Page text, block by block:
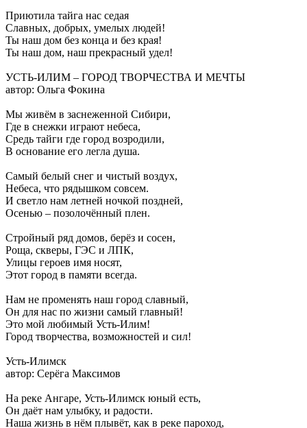
Приютила тайга нас седая
Славных, добрых, умелых людей!
Ты наш дом без конца и без края!
Ты наш дом, наш прекрасный удел!
УСТЬ-ИЛИМ – ГОРОД ТВОРЧЕСТВА И МЕЧТЫ
автор: Ольга Фокина
Мы живём в заснеженной Сибири,
Где в снежки играют небеса,
Средь тайги где город возродили,
В основание его легла душа.
Самый белый снег и чистый воздух,
Небеса, что рядышком совсем.
И светло нам летней ночкой поздней,
Осенью – позолочённый плен.
Стройный ряд домов, берёз и сосен,
Роща, скверы, ГЭС и ЛПК,
Улицы героев имя носят,
Этот город в памяти всегда.
Нам не променять наш город славный,
Он для нас по жизни самый главный!
Это мой любимый Усть-Илим!
Город творчества, возможностей и сил!
Усть-Илимск
автор: Серёга Максимов
На реке Ангаре, Усть-Илимск юный есть,
Он даёт нам улыбку, и радости.
Наша жизнь в нём плывёт, как в реке пароход,